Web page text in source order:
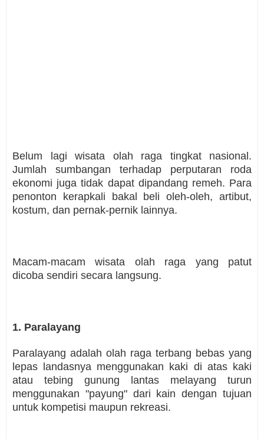
Belum lagi wisata olah raga tingkat nasional.
Jumlah sumbangan terhadap perputaran roda
ekonomi juga tidak dapat dipandang remeh. Para
penonton kerapkali bakal beli oleh-oleh, artibut,
kostum, dan pernak-pernik lainnya.
Macam-macam wisata olah raga yang patut
dicoba sendiri secara langsung.
1. Paralayang
Paralayang adalah olah raga terbang bebas yang
lepas landasnya menggunakan kaki di atas kaki
atau tebing gunung lantas melayang turun
menggunakan "payung" dari kain dengan tujuan
untuk kompetisi maupun rekreasi.